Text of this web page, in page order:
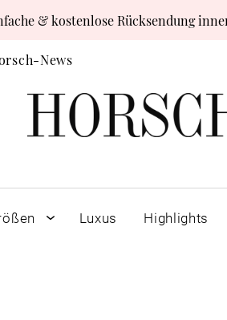
& kostenlose Rücksendung
News
Luxus Highlights